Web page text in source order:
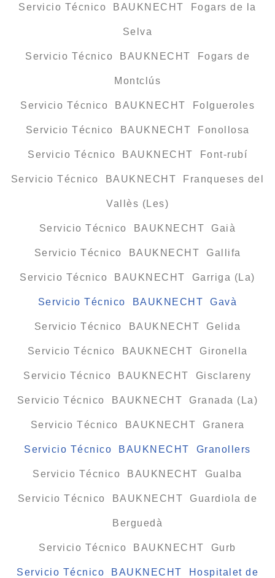
Servicio Técnico BAUKNECHT Fogars de la
Selva
Servicio Técnico BAUKNECHT Fogars de
Montclús
Servicio Técnico BAUKNECHT Folgueroles
Servicio Técnico BAUKNECHT Fonollosa
Servicio Técnico BAUKNECHT Font-rubí
Servicio Técnico BAUKNECHT Franqueses del
Vallès (Les)
Servicio Técnico BAUKNECHT Gaià
Servicio Técnico BAUKNECHT Gallifa
Servicio Técnico BAUKNECHT Garriga (La)
Servicio Técnico BAUKNECHT Gavà
Servicio Técnico BAUKNECHT Gelida
Servicio Técnico BAUKNECHT Gironella
Servicio Técnico BAUKNECHT Gisclareny
Servicio Técnico BAUKNECHT Granada (La)
Servicio Técnico BAUKNECHT Granera
Servicio Técnico BAUKNECHT Granollers
Servicio Técnico BAUKNECHT Gualba
Servicio Técnico BAUKNECHT Guardiola de
Berguedà
Servicio Técnico BAUKNECHT Gurb
Servicio Técnico BAUKNECHT Hospitalet de